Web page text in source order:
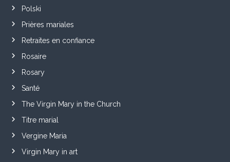
Polski
Prières mariales
Retraites en confiance
Rosaire
Rosary
Santé
The Virgin Mary in the Church
Titre marial
Vergine Maria
Virgin Mary in art